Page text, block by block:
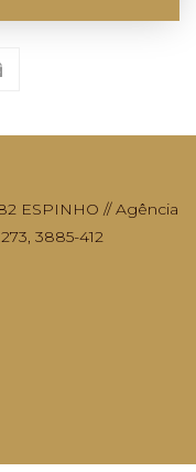
ESPINHO // Agência
3885-412